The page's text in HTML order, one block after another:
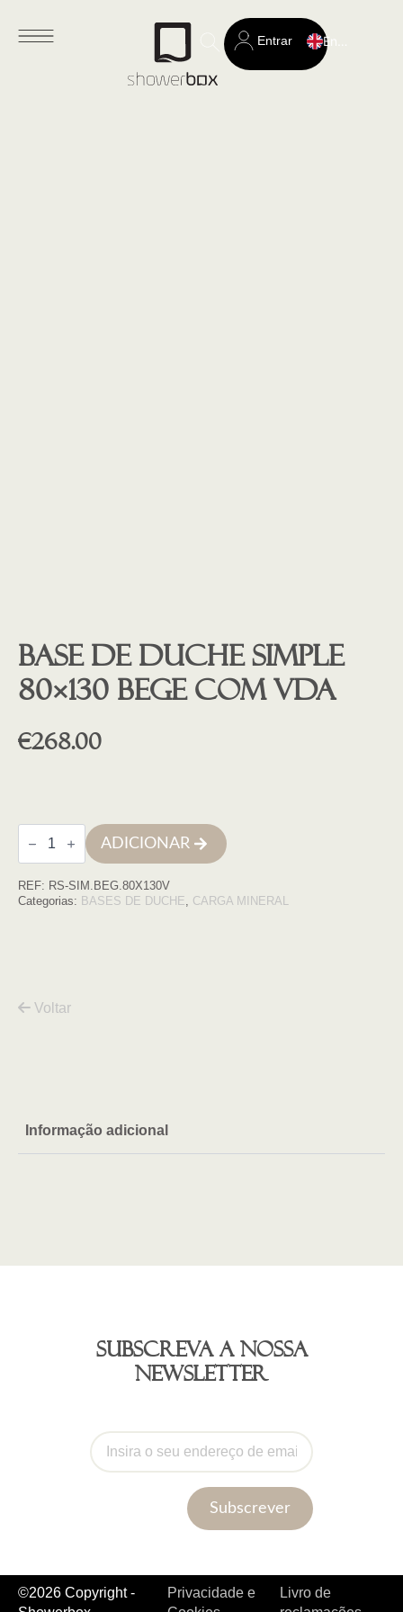
Search
for:
Entrar
Base de duche SIMPLE
80×130 BEGE COM VDA
€268.00
Quantidade
de
Base
duche
SIMPLE
ADICIONAR
REF: RS-SIM.BEG.80X130V
Categorias: BASES DE DUCHE, CARGA MINERAL
Voltar
Informação adicional
Subscreva a nossa
newsletter
Subscrever
©2026 Copyright -
Privacidade e
Livro de